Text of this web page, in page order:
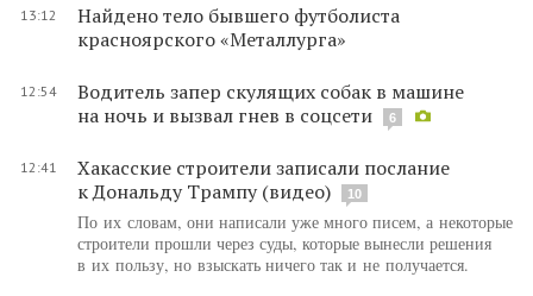
13:12
Найдено тело бывшего футболиста
красноярского «Металлурга»
12:54
Водитель запер скулящих собак в машине
на ночь и вызвал гнев в соцсети
6
12:41
Хакасские строители записали послание
к Дональду Трампу (видео)
10
По их словам, они написали уже много писем, а некоторые
строители прошли через суды, которые вынесли решения
в их пользу, но взыскать ничего так и не получается.